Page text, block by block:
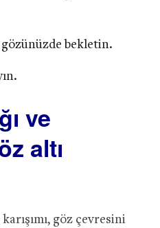
gözünüzde bekletin.
ve
altı
göz çevresini